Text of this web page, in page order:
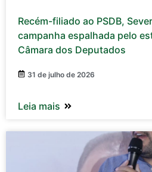
Recém-filiado ao PSDB,
campanha espalhada pelo
Câmara dos Deputados
31 de julho de 2026
Leia mais